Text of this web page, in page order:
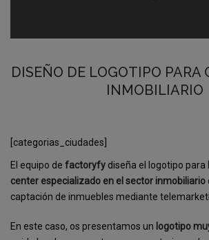
DISEÑO DE LOGOTIPO PARA
INMOBILIARIO
[categorias_ciudades]
El equipo de factoryfy diseña el logotipo para
center especializado en el sector inmobiliario
captación de inmuebles mediante
En este caso, os presentamos un logotipo